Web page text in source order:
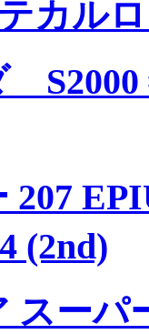
カル
S2000
207
(2nd)
スーパ